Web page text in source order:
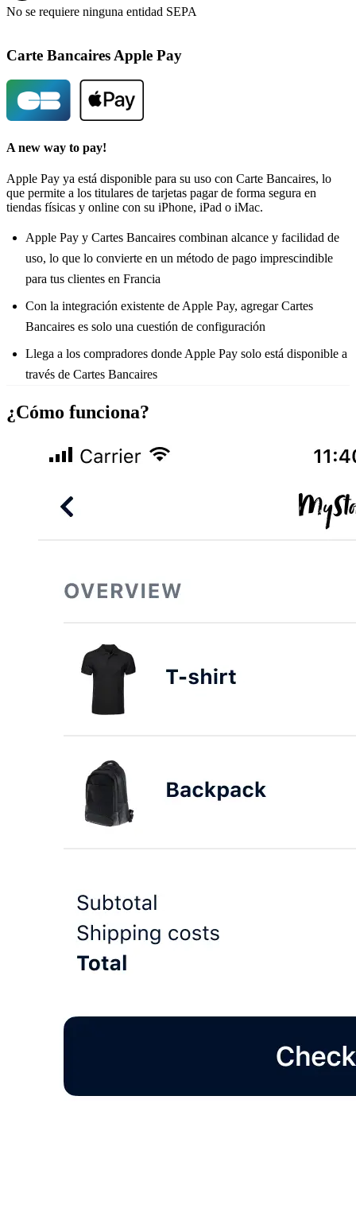
No se requiere ninguna entidad SEPA
Carte Bancaires Apple Pay
A new way to pay!
Apple Pay ya está disponible para su uso con Carte Bancaires, lo
que permite a los titulares de tarjetas pagar de forma segura en
tiendas físicas y online con su iPhone, iPad o iMac.
Apple Pay y Cartes Bancaires combinan alcance y facilidad de
uso, lo que lo convierte en un método de pago imprescindible
para tus clientes en Francia
Con la integración existente de Apple Pay, agregar Cartes
Bancaires es solo una cuestión de configuración
Llega a los compradores donde Apple Pay solo está disponible a
través de Cartes Bancaires
¿Cómo funciona?